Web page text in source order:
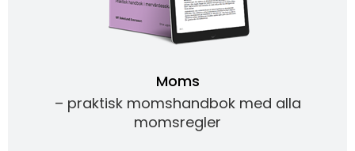
Moms
– praktisk momshandbok med alla
momsregler